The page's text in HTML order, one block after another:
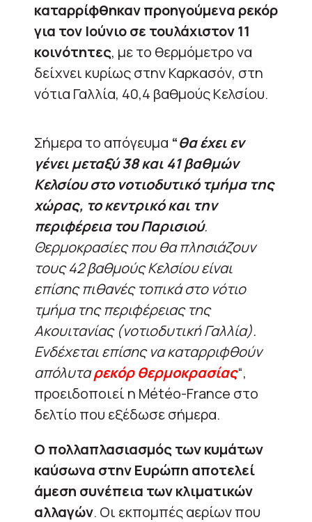
καταρρίφθηκαν προηγούμενα ρεκόρ
για τον Ιούνιο σε τουλάχιστον 11
κοινότητες, με το θερμόμετρο να
δείχνει κυρίως στην Καρκασόν, στη
νότια Γαλλία, 40,4 βαθμούς Κελσίου.
Σήμερα το απόγευμα “θα έχει εν
γένει μεταξύ 38 και 41 βαθμών
Κελσίου στο νοτιοδυτικό τμήμα της
χώρας, το κεντρικό και την
περιφέρεια του Παρισιού.
Θερμοκρασίες που θα πλησιάζουν
τους 42 βαθμούς Κελσίου είναι
επίσης πιθανές τοπικά στο νότιο
τμήμα της περιφέρειας της
Ακουιτανίας (νοτιοδυτική Γαλλία).
Ενδέχεται επίσης να καταρριφθούν
απόλυταρεκόρ θερμοκρασίας“,
προειδοποιεί η Météo-France στο
δελτίο που εξέδωσε σήμερα.
Ο πολλαπλασιασμός των κυμάτων
καύσωνα στην Ευρώπη αποτελεί
άμεση συνέπεια των κλιματικών
αλλαγών. Οι εκπομπές αερίων που